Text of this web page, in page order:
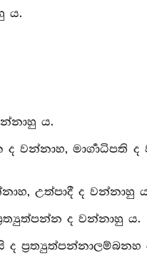
ය.
ය.
වන්නාහ, මාර්‍ගාධිපති
උත්පාදී ද වන්නාහු
ද වන්නාහු ය.
ද